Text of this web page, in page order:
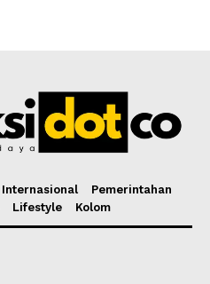
Internasional
Pemerintahan
Lifestyle Kolom